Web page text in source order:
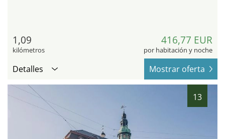
1,09
kilómetros
416,77 EUR
por habitación y noche
Detalles Mostrar oferta
13